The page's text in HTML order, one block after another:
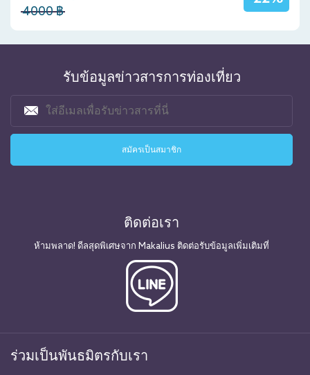
4000 ฿
รับข้อมูลข่าวสารการท่องเที่ยว
ติดต่อเรา
ห้ามพลาด! ดีลสุดพิเศษจาก Makalius ติดต่อรับข้อมูลเพิ่มเติมที่
ร่วมเป็นพันธมิตรกับเรา